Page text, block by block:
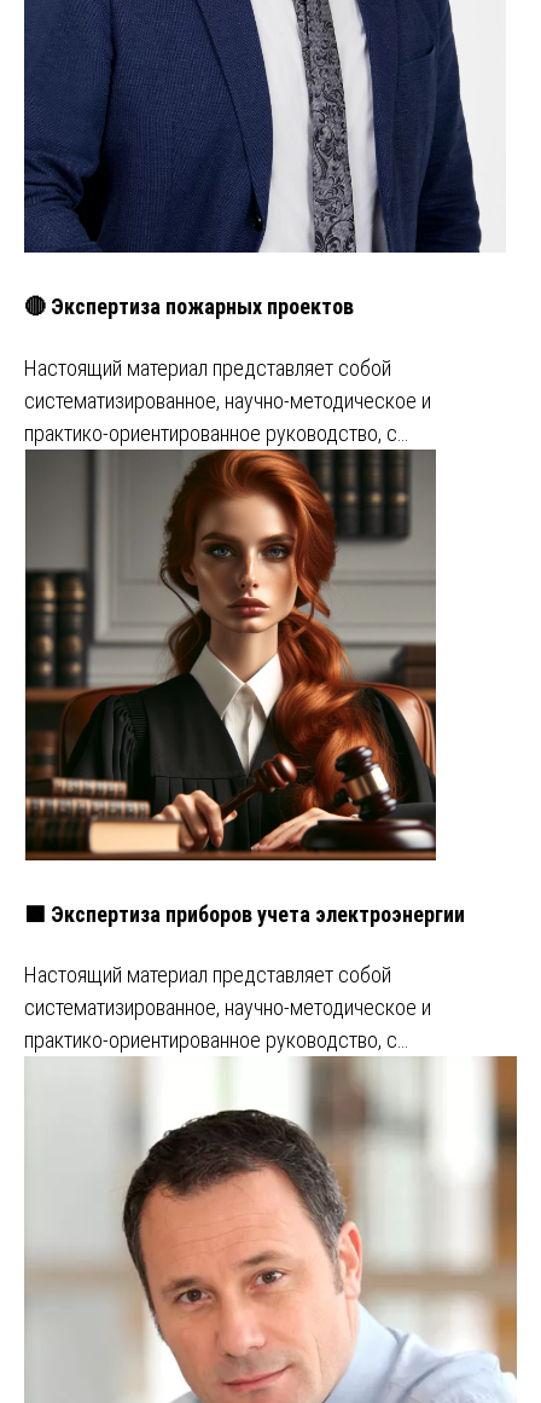
🔴 Экспертиза пожарных проектов
Настоящий материал представляет собой
систематизированное, научно-методическое и
практико-ориентированное руководство, с…
🟩 Экспертиза приборов учета электроэнергии
Настоящий материал представляет собой
систематизированное, научно-методическое и
практико-ориентированное руководство, с…